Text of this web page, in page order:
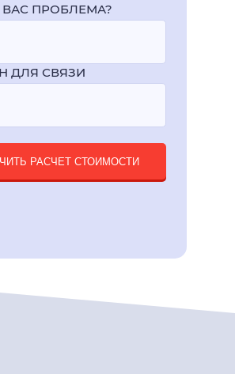
ВАС ПРОБЛЕМА?
ДЛЯ СВЯЗИ
РАСЧЕТ СТОИМОСТИ